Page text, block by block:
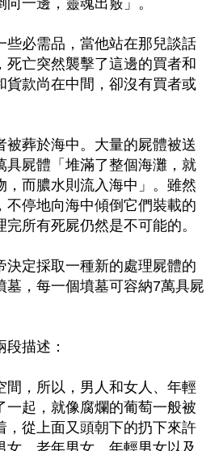
些必需品，當他站在那兒談話
死亡突然襲擊了這邊的買者和
貨款尚在中間，卻沒有買者或
被葬於海中。大量的屍體被送
具屍體「堆滿了整個海灘，就
，而膿水則流入海中」。雖然
不停地向海中傾倒它們裝載的
所有死屍仍然是不可能的。
決定採取一種新的處理屍體的
墓，每一個墳墓可容納7萬具屍
描述：
間，所以，男人和女人、年輕
一起，就像腐爛的葡萄一般被
，從上面又頭朝下的扔下來許
女、老年男女、年輕男女以及